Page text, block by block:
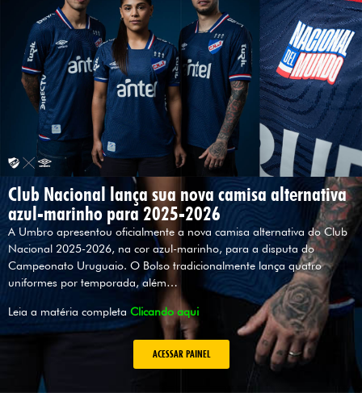
Club Nacional lança sua nova camisa alternativa
azul-marinho para 2025-2026
A Umbro apresentou oficialmente a nova camisa alternativa do Club
Nacional 2025-2026, na cor azul-marinho, para a disputa do
Campeonato Uruguaio. O Bolso tradicionalmente lança quatro
uniformes por temporada, além…
Leia a matéria completa Clicando aqui
ACESSAR PAINEL